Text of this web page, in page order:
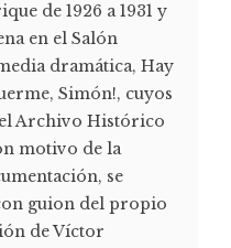
de 1926 a 1931 y
en el Salón
dramática, Hay
Simón!, cuyos
Archivo Histórico
motivo de la
se
guion del propio
de Víctor